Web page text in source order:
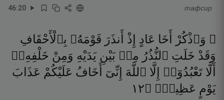
46:20 тафсир
۞ وَٱذْكُرْ أَخَا عَادٍ إِذْ أَنذَرَ قَوْمَهُۥ بِٱلْأَحْقَافِ
وَقَدْ خَلَتِ ٱلنُّذُرُ مِنۢ بَيْنِ يَدَيْهِ وَمِنْ خَلْفِهِۦٓ
أَلَّا تَعْبُدُوٓا۟ إِلَّا ٱللَّهَ إِنِّىٓ أَخَافُ عَلَيْكُمْ عَذَابَ
يَوْمٍ عَظِيمٍۢ ۝٢١